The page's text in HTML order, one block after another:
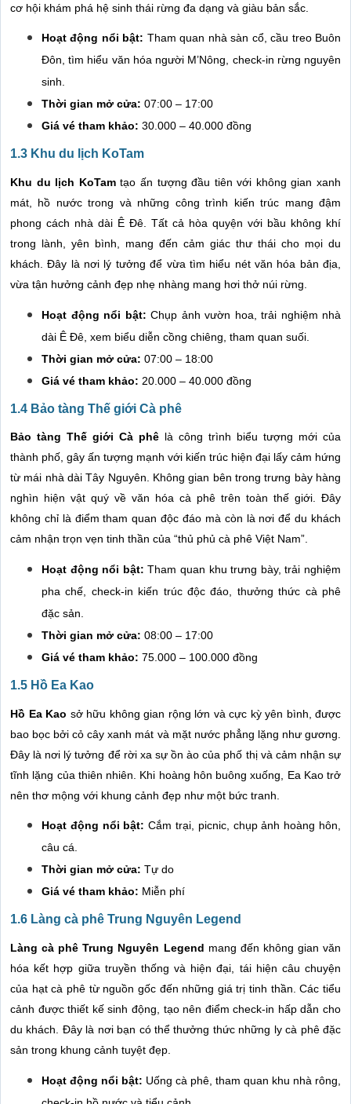
cơ hội khám phá hệ sinh thái rừng đa dạng và giàu bản sắc.
Hoạt động nổi bật: Tham quan nhà sàn cổ, cầu treo Buôn
Đôn, tìm hiểu văn hóa người M’Nông, check-in rừng nguyên
sinh.
Thời gian mở cửa: 07:00 – 17:00
Giá vé tham khảo: 30.000 – 40.000 đồng
1.3 Khu du lịch KoTam
Khu du lịch KoTamtạo ấn tượng đầu tiên với không gian xanh
mát, hồ nước trong và những công trình kiến trúc mang đậm
phong cách nhà dài Ê Đê. Tất cả hòa quyện với bầu không khí
trong lành, yên bình, mang đến cảm giác thư thái cho mọi du
khách. Đây là nơi lý tưởng để vừa tìm hiểu nét văn hóa bản địa,
vừa tận hưởng cảnh đẹp nhẹ nhàng mang hơi thở núi rừng.
Hoạt động nổi bật: Chụp ảnh vườn hoa, trải nghiệm nhà
dài Ê Đê, xem biểu diễn cồng chiêng, tham quan suối.
Thời gian mở cửa: 07:00 – 18:00
Giá vé tham khảo: 20.000 – 40.000 đồng
1.4 Bảo tàng Thế giới Cà phê
Bảo tàng Thế giới Cà phê là công trình biểu tượng mới của
thành phố, gây ấn tượng mạnh với kiến trúc hiện đại lấy cảm hứng
từ mái nhà dài Tây Nguyên. Không gian bên trong trưng bày hàng
nghìn hiện vật quý về văn hóa cà phê trên toàn thế giới. Đây
không chỉ là điểm tham quan độc đáo mà còn là nơi để du khách
cảm nhận trọn vẹn tinh thần của “thủ phủ cà phê Việt Nam”.
Hoạt động nổi bật: Tham quan khu trưng bày, trải nghiệm
pha chế, check-in kiến trúc độc đáo, thưởng thức cà phê
đặc sản.
Thời gian mở cửa: 08:00 – 17:00
Giá vé tham khảo: 75.000 – 100.000 đồng
1.5 Hồ Ea Kao
Hồ Ea Kao sở hữu không gian rộng lớn và cực kỳ yên bình, được
bao bọc bởi cỏ cây xanh mát và mặt nước phẳng lặng như gương.
Đây là nơi lý tưởng để rời xa sự ồn ào của phố thị và cảm nhận sự
tĩnh lặng của thiên nhiên. Khi hoàng hôn buông xuống, Ea Kao trở
nên thơ mộng với khung cảnh đẹp như một bức tranh.
Hoạt động nổi bật: Cắm trại, picnic, chụp ảnh hoàng hôn,
câu cá.
Thời gian mở cửa: Tự do
Giá vé tham khảo: Miễn phí
1.6 Làng cà phê Trung Nguyên Legend
Làng cà phê Trung Nguyên Legend mang đến không gian văn
hóa kết hợp giữa truyền thống và hiện đại, tái hiện câu chuyện
của hạt cà phê từ nguồn gốc đến những giá trị tinh thần. Các tiểu
cảnh được thiết kế sinh động, tạo nên điểm check-in hấp dẫn cho
du khách. Đây là nơi bạn có thể thưởng thức những ly cà phê đặc
sản trong khung cảnh tuyệt đẹp.
Hoạt động nổi bật: Uống cà phê, tham quan khu nhà rông,